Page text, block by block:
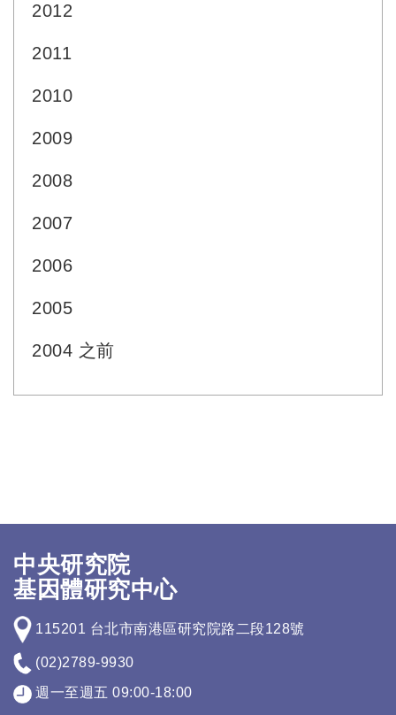
2012
2011
2010
2009
2008
2007
2006
2005
2004 之前
中央研究院
基因體研究中心
115201 台北市南港區研究院路二段128號
(02)2789-9930
週一至週五 09:00-18:00